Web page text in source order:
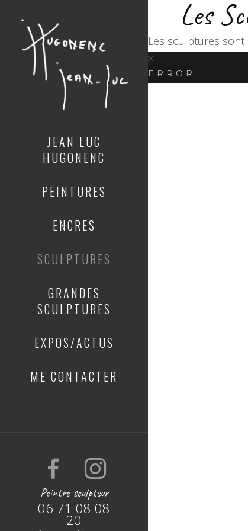
JEAN LUC
HUGONENC
PEINTURES
ENCRES
SCULPTURES
GRANDES
SCULPTURES
EXPOS/ACTUS
ME CONTACTER
Peintre sculpteur
06 71 08 08
20
Les
Les sculptures
ERROR